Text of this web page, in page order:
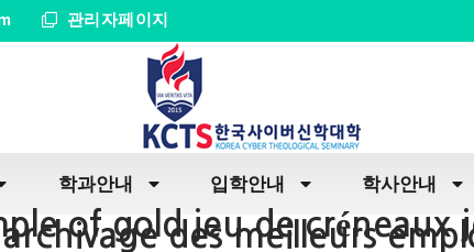
관리자페이지
학과안내 입학안내 학사안내
of gold jeu de créneaux
des meilleurs